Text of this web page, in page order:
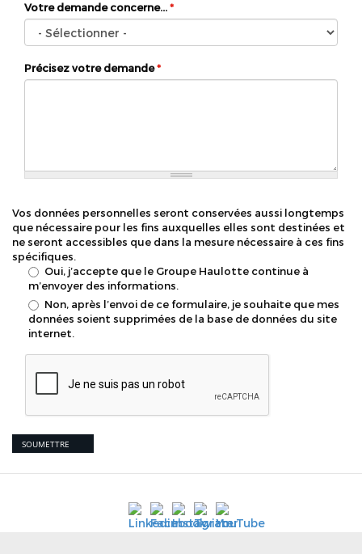
Votre demande concerne...*
Précisez votre demande*
Confidentialite
*
Vos données personnelles seront conservées aussi longtemps
que nécessaire pour les fins auxquelles elles sont destinées et
ne seront accessibles que dans la mesure nécessaire à ces fins
spécifiques.
Oui, j’accepte que le Groupe Haulotte continue à
m’envoyer des informations.
Non, après l’envoi de ce formulaire, je souhaite que mes
données soient supprimées de la base de données du site
internet.
SOUMETTRE